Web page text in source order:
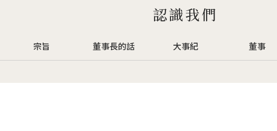
認識我們
宗旨 董事長的話 大事紀 董事